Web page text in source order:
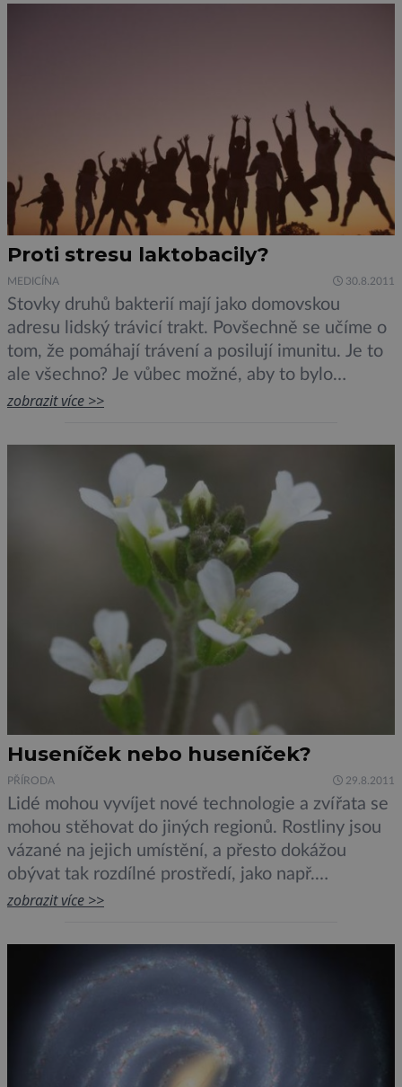
Proti stresu laktobacily?
MEDICÍNA 30.8.2011
Stovky druhů bakterií mají jako domovskou
adresu lidský trávicí trakt. Povšechně se učíme o
tom, že pomáhají trávení a posilují imunitu. Je to
ale všechno? Je vůbec možné, aby to bylo
všechno, když v lidském těle všechno souvisí se
zveřejnili studii, že střevní bakterie mění zdraví a
fyziologii způsobem, který […]
zobrazit více >>
Huseníček nebo huseníček?
PŘÍRODA 29.8.2011
Lidé mohou vyvíjet nové technologie a zvířata se
mohou stěhovat do jiných regionů. Rostliny jsou
vázané na jejich umístění, a přesto dokážou
obývat tak rozdílné prostředí, jako např.
huseníček rolní (Arabidopsis thaliana), který se
V roce 2008 byl zahájen projekt „1001 genomů“,
na kterém se podílí jedenáct […]
zobrazit více >>